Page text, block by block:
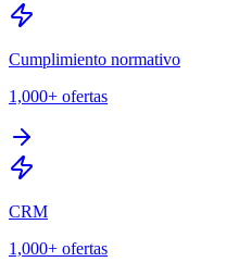
Cumplimiento normativo
1,000+ ofertas
CRM
1,000+ ofertas